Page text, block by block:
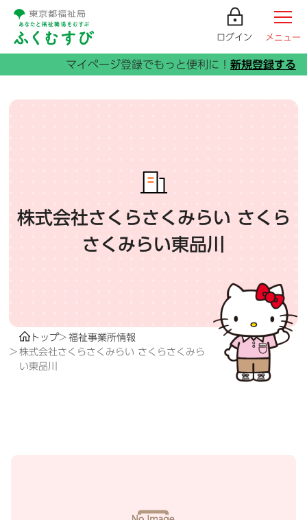
ログイン メニュー
株式会社さくらさくみらい さくら
さくみらい東品川
トップ
福祉事業所情報
株式会社さくらさくみらい さくらさくみら
い東品川